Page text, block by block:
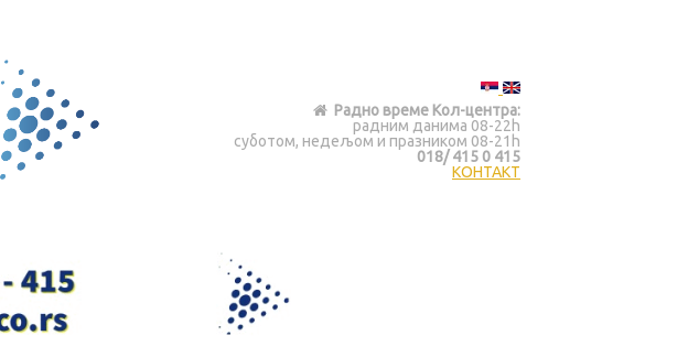
Радно време Кол-центра:
радним данима 08-22h
суботом, недељом и празником 08-21h
018/ 415 0 415
КОНТАКТ